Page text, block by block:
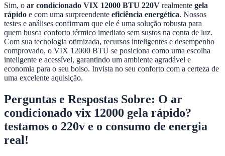
Sim, o ar condicionado VIX 12000 BTU 220V realmente gela
rápido e com uma surpreendente eficiência energética. Nossos
testes e análises confirmam que ele é uma solução robusta para
quem busca conforto térmico imediato sem sustos na conta de luz.
Com sua tecnologia otimizada, recursos inteligentes e desempenho
comprovado, o VIX 12000 BTU se posiciona como uma escolha
inteligente e acessível, garantindo um ambiente agradável e
economia para o seu bolso. Invista no seu conforto com a certeza de
uma excelente aquisição.
Perguntas e Respostas Sobre: O ar
condicionado vix 12000 gela rápido?
testamos o 220v e o consumo de energia
real!